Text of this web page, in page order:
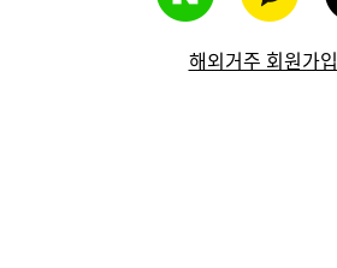
해외거주 회원가입